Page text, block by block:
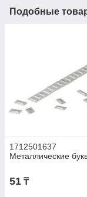
Подобные
1712501637
Металлические
51 ₸